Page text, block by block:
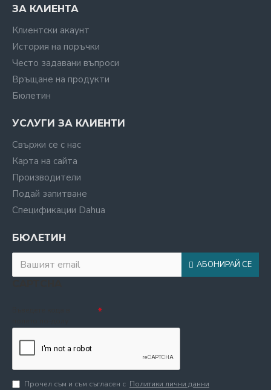
ЗА КЛИЕНТА
Клиентски акаунт
История на поръчки
Често задавани въпроси
Връщане на продукти
Бюлетин
УСЛУГИ ЗА КЛИЕНТИ
Свържи се с нас
Карта на сайта
Производители
Подай запитване
Спецификации Dahua
БЮЛЕТИН
АБОНИРАЙ СЕ
Прочел съм и съм съгласен с Политики лични данни